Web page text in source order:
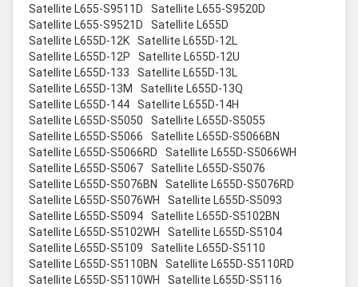
Satellite L655-S9511D
Satellite L655-S9520D
Satellite L655-S9521D
Satellite L655D
Satellite L655D-12K
Satellite L655D-12L
Satellite L655D-12P
Satellite L655D-12U
Satellite L655D-133
Satellite L655D-13L
Satellite L655D-13M
Satellite L655D-13Q
Satellite L655D-144
Satellite L655D-14H
Satellite L655D-S5050
Satellite L655D-S5055
Satellite L655D-S5066
Satellite L655D-S5066BN
Satellite L655D-S5066RD
Satellite L655D-S5066WH
Satellite L655D-S5067
Satellite L655D-S5076
Satellite L655D-S5076BN
Satellite L655D-S5076RD
Satellite L655D-S5076WH
Satellite L655D-S5093
Satellite L655D-S5094
Satellite L655D-S5102BN
Satellite L655D-S5102WH
Satellite L655D-S5104
Satellite L655D-S5109
Satellite L655D-S5110
Satellite L655D-S5110BN
Satellite L655D-S5110RD
Satellite L655D-S5110WH
Satellite L655D-S5116